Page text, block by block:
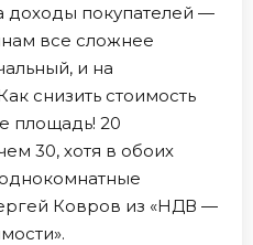
доходы покупателей —
все сложнее
и на
снизить стоимость
площадь! 20
30, хотя в обоих
Ковров из «НДВ —